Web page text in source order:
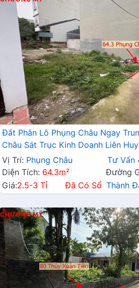
Đất Phân Lô Phụng Châu Ngay
Châu Sát Trục Kinh Doanh Liên
Vị Trí: Phụng Châu Tư Vấn
Diện Tích: 64.3m²
Đường
Giá:2.5-3 Tỉ Đã Có Sổ Thành
CHƯƠNG MỸ